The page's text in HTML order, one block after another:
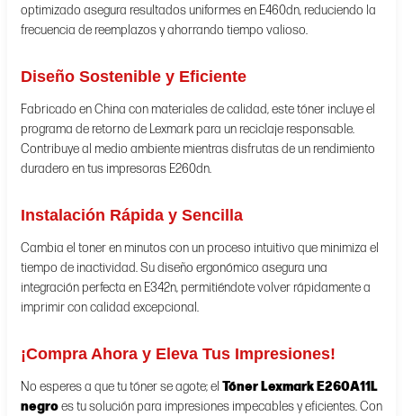
optimizado asegura resultados uniformes en E460dn, reduciendo la
frecuencia de reemplazos y ahorrando tiempo valioso.
Diseño Sostenible y Eficiente
Fabricado en China con materiales de calidad, este tóner incluye el
programa de retorno de Lexmark para un reciclaje responsable.
Contribuye al medio ambiente mientras disfrutas de un rendimiento
duradero en tus impresoras E260dn.
Instalación Rápida y Sencilla
Cambia el toner en minutos con un proceso intuitivo que minimiza el
tiempo de inactividad. Su diseño ergonómico asegura una
integración perfecta en E342n, permitiéndote volver rápidamente a
imprimir con calidad excepcional.
¡Compra Ahora y Eleva Tus Impresiones!
No esperes a que tu tóner se agote; el Tóner Lexmark E260A11L
negroes tu solución para impresiones impecables y eficientes. Con